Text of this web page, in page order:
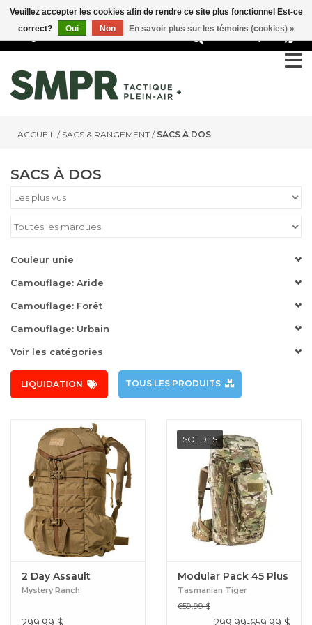
0
ACCUEIL / SACS & RANGEMENT / SACS À DOS
SACS À DOS
Couleur unie
Camouflage: Aride
Camouflage: Forêt
Camouflage: Urbain
Voir les catégories
LIQUIDATION TOUS LES PRODUITS
2 Day Assault
Mystery Ranch
SOLDES
Modular Pack 45 Plus
Tasmanian Tiger
659.99 $
Veuillez accepter les cookies afin de rendre ce site plus fonctionnel Est-ce
correct?
Oui Non En savoir plus sur les témoins (cookies) »